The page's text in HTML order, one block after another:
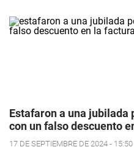
Estafaron a una jubilada
con un falso descuento
17 DE SEPTIEMBRE DE 2024 - 15:50